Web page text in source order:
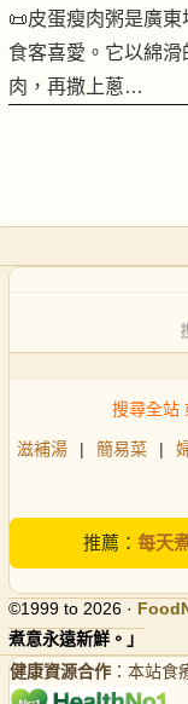
📜皮蛋瘦肉粥是廣
食客喜愛。它以綿
肉，再撒上蔥…
搜尋全站
滋補湯 | 簡易菜 |
推薦： 每天
©1999 to 2026 ·
煮意永遠新鮮。」
健康資源合作 ：本站食